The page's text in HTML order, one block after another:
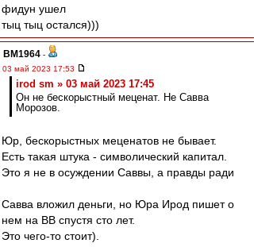
фидун ушел
тыц тыц остался)))
BM1964 -
03 май 2023 17:53
irod sm » 03 май 2023 17:45
Он не бескорыстный меценат. Не Савва
Морозов.
Юр, бескорыстных меценатов не бывает.
Есть такая штука - символический капитал.
Это я не в осуждении Саввы, а правды ради
Савва вложил деньги, но Юра Ирод пишет о
нем на ВВ спустя сто лет.
Это чего-то стоит).